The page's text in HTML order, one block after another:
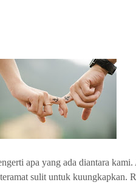
apa yang ada diantara
sulit untuk kuungkapkan.